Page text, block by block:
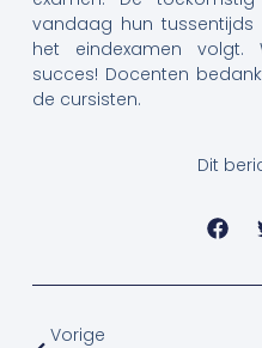
vandaag hun tussentijds
het eindexamen volgt.
succes! Docenten
de cursisten.
Dit
Vorige